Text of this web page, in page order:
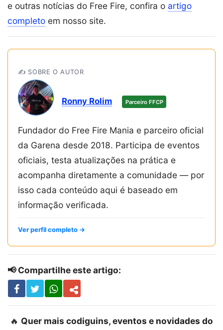
e outras notícias do Free Fire, confira o artigo
completo em nosso site.
✍️ SOBRE O AUTOR
Ronny Rolim Parceiro FFCP
Fundador do Free Fire Mania e parceiro oficial
da Garena desde 2018. Participa de eventos
oficiais, testa atualizações na prática e
acompanha diretamente a comunidade — por
isso cada conteúdo aqui é baseado em
informação verificada.
Ver perfil completo →
📢 Compartilhe este artigo:
🔥 Quer mais codiguins, eventos e novidades do